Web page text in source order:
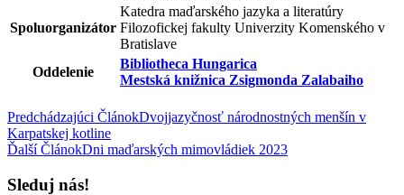
Spoluorganizátor
Katedra maďarského jazyka a literatúry
Filozofickej fakulty Univerzity Komenského v
Bratislave
Oddelenie
Bibliotheca Hungarica
Mestská knižnica Zsigmonda Zalabaiho
Predchádzajúci ČlánokDvojjazyčnosť národnostných menšín v
Karpatskej kotline
Ďalší ČlánokDni maďarských mimovládiek 2023
Sleduj nás!